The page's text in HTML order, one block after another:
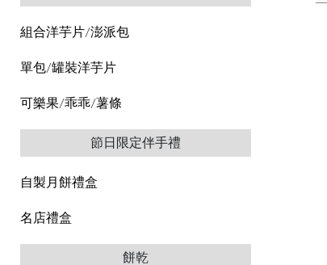
組合洋芋片/澎派包
單包/罐裝洋芋片
可樂果/乖乖/薯條
節日限定伴手禮
自製月餅禮盒
名店禮盒
餅乾